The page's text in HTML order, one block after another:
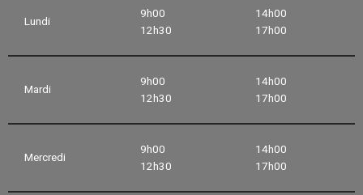
Lundi
9h00
12h30
14h00
17h00
Mardi
9h00
12h30
14h00
17h00
Mercredi
9h00
12h30
14h00
17h00